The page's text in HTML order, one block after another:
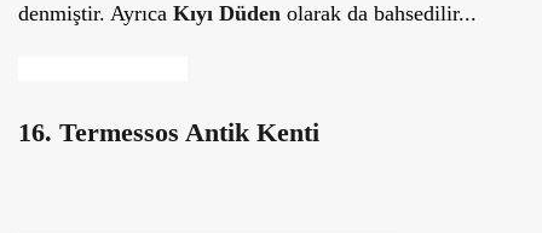
denmiştir. Ayrıca Kıyı Düden olarak da bahsedilir...
16. Termessos Antik Kenti